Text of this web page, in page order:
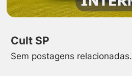
Cult SP
Sem postagens relacionadas.